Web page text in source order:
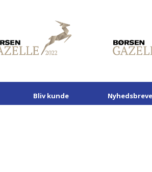
Bliv kunde Nyhedsbreve